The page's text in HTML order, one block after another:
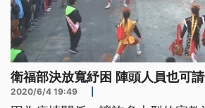
衛福部決放寬紓困 陣頭人員也可
2020/6/4 19:49